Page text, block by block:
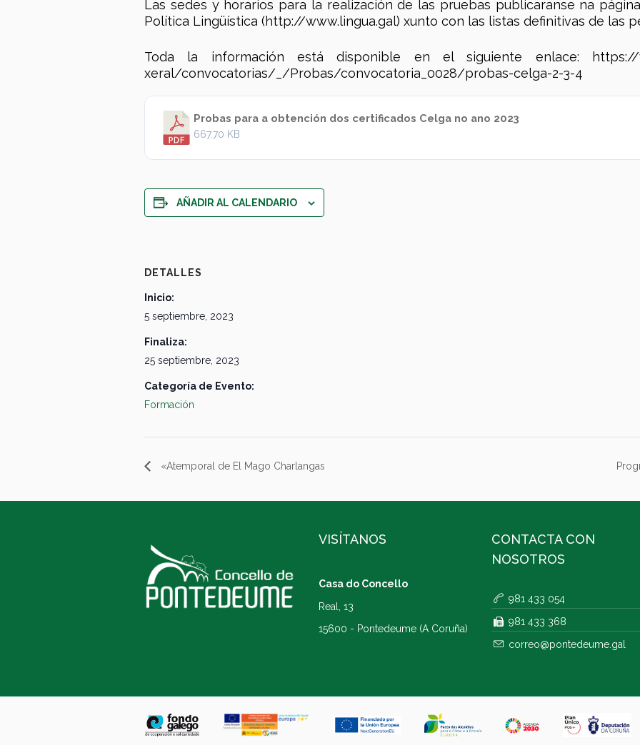
Las sedes y horarios para la realización de las pruebas publicaranse na
Política Lingüística (http://www.lingua.gal) xunto con las listas definitivas de las
Toda la información está disponible en el siguiente enlace: https://
xeral/convocatorias/_/Probas/convocatoria_0028/probas-celga-2-3-4
Probas para a obtención dos certificados Celga no ano 2023
667.70 KB
AÑADIR AL CALENDARIO
DETALLES
Inicio:
5 septiembre, 2023
Finaliza:
25 septiembre, 2023
Categoría de Evento:
Formación
«Atemporal de El Mago Charlangas
VISÍTANOS
Casa do Concello
Real, 13
15600 - Pontedeume (A Coruña)
CONTACTA CON
NOSOTROS
981 433 054
981 433 368
correo@pontedeume.gal